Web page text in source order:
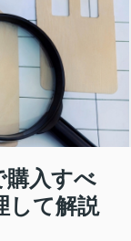
購入すべ
して解説